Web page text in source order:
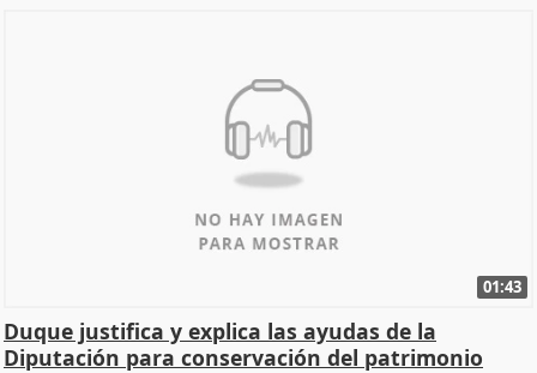
01:43
Duque justifica y explica las ayudas de la
Diputación para conservación del patrimonio